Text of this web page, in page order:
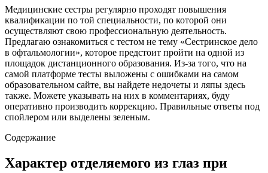
Медицинские сестры регулярно проходят повышения
квалификации по той специальности, по которой они
осуществляют свою профессиональную деятельность.
Предлагаю ознакомиться с тестом не тему «Сестринское дело
в офтальмологии», которое предстоит пройти на одной из
площадок дистанционного образования. Из-за того, что на
самой платформе тесты выложены с ошибками на самом
образовательном сайте, вы найдете недочеты и ляпы здесь
также. Можете указывать на них в комментариях, буду
оперативно производить коррекцию. Правильные ответы под
спойлером или выделены зеленым.
Содержание
Характер отделяемого из глаз при